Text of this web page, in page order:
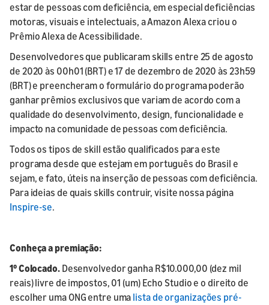
estar de pessoas com deficiência, em especial deficiências
motoras, visuais e intelectuais, a Amazon Alexa criou o
Prêmio Alexa de Acessibilidade.
Desenvolvedores que publicaram skills entre 25 de agosto
de 2020 às 00h01 (BRT) e 17 de dezembro de 2020 às 23h59
(BRT) e preencheram o formulário do programa poderão
ganhar prêmios exclusivos que variam de acordo com a
qualidade do desenvolvimento, design, funcionalidade e
impacto na comunidade de pessoas com deficiência.
Todos os tipos de skill estão qualificados para este
programa desde que estejam em português do Brasil e
sejam, e fato, úteis na inserção de pessoas com deficiência.
Para ideias de quais skills contruir, visite nossa página
Inspire-se.
Conheça a premiação:
1º Colocado.Desenvolvedor ganha R$10.000,00 (dez mil
reais) livre de impostos, 01 (um) Echo Studio e o direito de
escolher uma ONG entre uma lista de organizações pré-